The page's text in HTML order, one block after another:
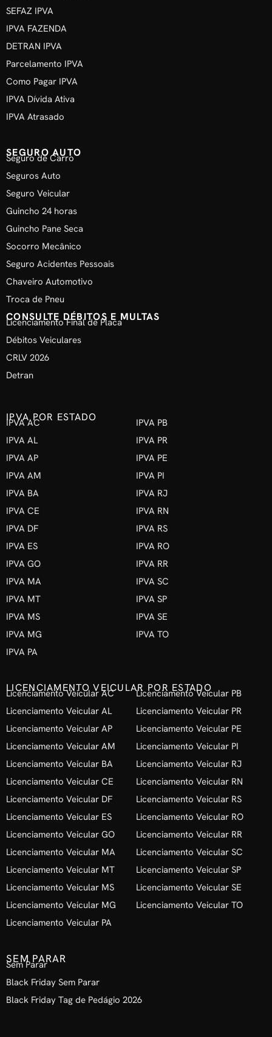
SEFAZ IPVA
IPVA FAZENDA
DETRAN IPVA
Parcelamento IPVA
Como Pagar IPVA
IPVA Dívida Ativa
IPVA Atrasado
SEGURO AUTO
Seguro de Carro
Seguros Auto
Seguro Veicular
Guincho 24 horas
Guincho Pane Seca
Socorro Mecânico
Seguro Acidentes Pessoais
Chaveiro Automotivo
Troca de Pneu
CONSULTE DÉBITOS E MULTAS
Licenciamento Final de Placa
Débitos Veiculares
CRLV 2026
Detran
IPVA POR ESTADO
IPVA AC
IPVA AL
IPVA AP
IPVA AM
IPVA BA
IPVA CE
IPVA DF
IPVA ES
IPVA GO
IPVA MA
IPVA MT
IPVA MS
IPVA MG
IPVA PA
IPVA PB
IPVA PR
IPVA PE
IPVA PI
IPVA RJ
IPVA RN
IPVA RS
IPVA RO
IPVA RR
IPVA SC
IPVA SP
IPVA SE
IPVA TO
LICENCIAMENTO VEICULAR POR ESTADO
Licenciamento Veicular AC
Licenciamento Veicular AL
Licenciamento Veicular AP
Licenciamento Veicular AM
Licenciamento Veicular BA
Licenciamento Veicular CE
Licenciamento Veicular DF
Licenciamento Veicular ES
Licenciamento Veicular GO
Licenciamento Veicular MA
Licenciamento Veicular MT
Licenciamento Veicular MS
Licenciamento Veicular MG
Licenciamento Veicular PA
Licenciamento Veicular PB
Licenciamento Veicular PR
Licenciamento Veicular PE
Licenciamento Veicular PI
Licenciamento Veicular RJ
Licenciamento Veicular RN
Licenciamento Veicular RS
Licenciamento Veicular RO
Licenciamento Veicular RR
Licenciamento Veicular SC
Licenciamento Veicular SP
Licenciamento Veicular SE
Licenciamento Veicular TO
SEM PARAR
Sem Parar
Black Friday Sem Parar
Black Friday Tag de Pedágio 2026